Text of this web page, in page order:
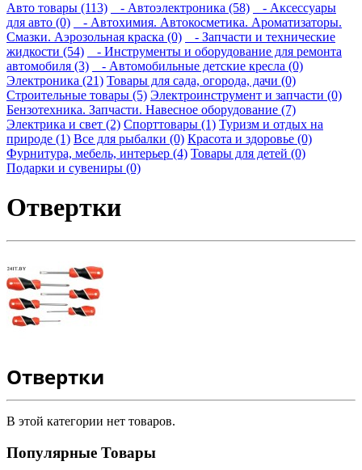
Авто товары (113)
- Автоэлектроника (58)
- Аксессуары
для авто (0)
- Автохимия. Автокосметика. Ароматизаторы.
Смазки. Аэрозольная краска (0)
- Запчасти и технические
жидкости (54)
- Инструменты и оборудование для ремонта
автомобиля (3)
- Автомобильные детские кресла (0)
Электроника (21) Товары для сада, огорода, дачи (0)
Строительные товары (5) Электроинструмент и запчасти (0)
Бензотехника. Запчасти. Навесное оборудование (7)
Электрика и свет (2) Спорттовары (1) Туризм и отдых на
природе (1) Все для рыбалки (0) Красота и здоровье (0)
Фурнитура, мебель, интерьер (4) Товары для детей (0)
Подарки и сувениры (0)
Отвертки
Отвертки
В этой категории нет товаров.
Популярные Товары